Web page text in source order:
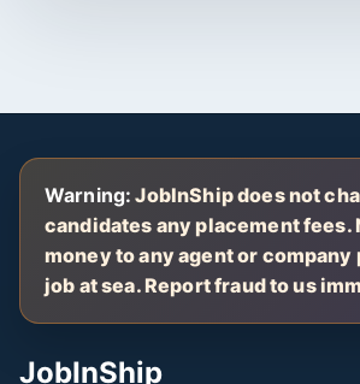
Warning: JobInShip does not
candidates any placement fees.
money to any agent or company
job at sea. Report fraud to us
JobInShip